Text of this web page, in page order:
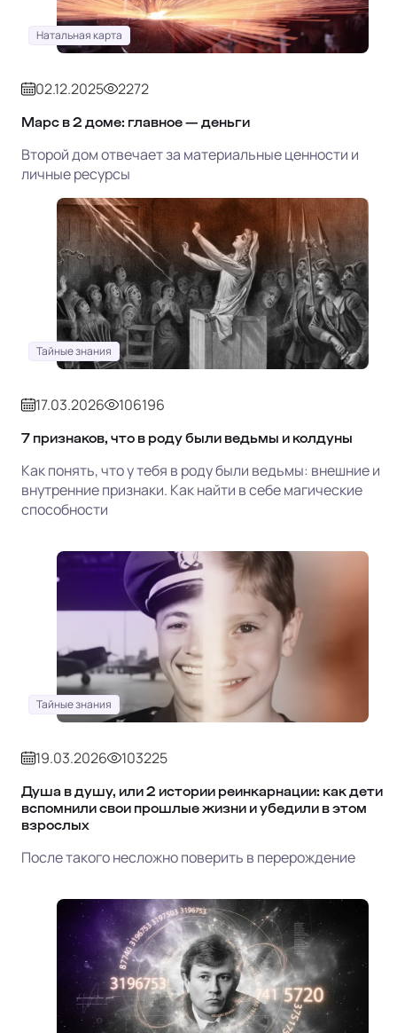
Натальная карта
02.12.2025 2272
Марс в 2 доме: главное — деньги
Второй дом отвечает за материальные ценности и
личные ресурсы
Тайные знания
17.03.2026 106196
7 признаков, что в роду были ведьмы и колдуны
Как понять, что у тебя в роду были ведьмы: внешние и
внутренние признаки. Как найти в себе магические
способности
Тайные знания
19.03.2026 103225
Душа в душу, или 2 истории реинкарнации: как дети
вспомнили свои прошлые жизни и убедили в этом
взрослых
После такого несложно поверить в перерождение